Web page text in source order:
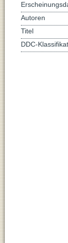
Autoren
Titel
DDC-